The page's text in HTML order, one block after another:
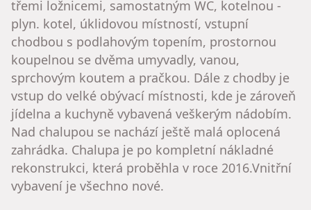
třemi ložnicemi, samostatným WC, kotelnou -
plyn. kotel, úklidovou místností, vstupní
chodbou s podlahovým topením, prostornou
koupelnou se dvěma umyvadly, vanou,
sprchovým koutem a pračkou. Dále z chodby je
vstup do velké obývací místnosti, kde je zároveň
jídelna a kuchyně vybavená veškerým nádobím.
Nad chalupou se nachází ještě malá oplocená
zahrádka. Chalupa je po kompletní nákladné
rekonstrukci, která proběhla v roce 2016.Vnitřní
vybavení je všechno nové.